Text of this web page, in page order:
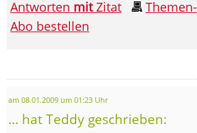
Antworten mitZitat
Themen-
Abo bestellen
am 08.01.2009 um 01:23 Uhr
... hat Teddy geschrieben: